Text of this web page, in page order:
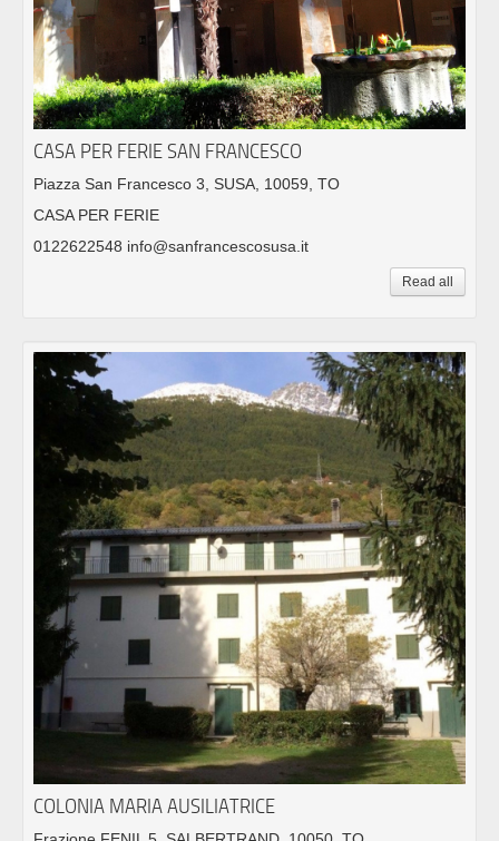
CASA PER FERIE SAN FRANCESCO
Piazza San Francesco 3, SUSA, 10059, TO
CASA PER FERIE
0122622548 info@sanfrancescosusa.it
Read all
COLONIA MARIA AUSILIATRICE